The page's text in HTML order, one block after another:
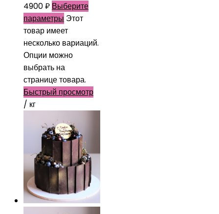
4900₽ Выберите
параметры Этот
товар имеет
несколько вариаций.
Опции можно
выбрать на
странице товара.
Быстрый просмотр
/ кг